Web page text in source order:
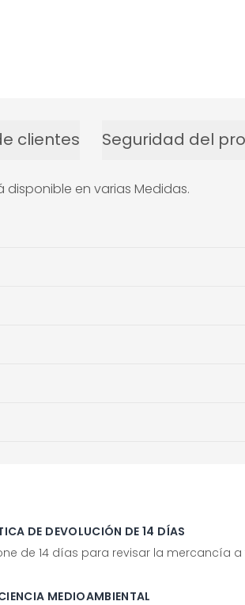
clientes Seguridad del
en varias Medidas.
DE DEVOLUCIÓN DE 14 DÍAS
de 14 días para revisar la mercancía a
MEDIOAMBIENTAL